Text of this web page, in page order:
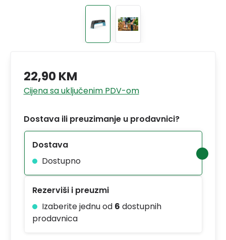
22,90 KM
Cijena sa uključenim PDV-om
Dostava ili preuzimanje u prodavnici?
Dostava
Dostupno
Rezerviši i preuzmi
Izaberite jednu od 6 dostupnih
prodavnica